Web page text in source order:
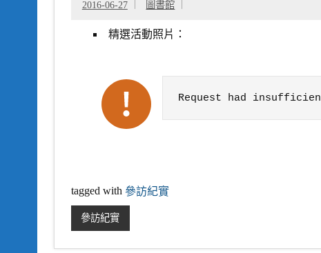
2016-06-27 圖書館
精選活動照片：
Failed to get data. Error:
Request had
tagged with 參訪紀實
參訪紀實